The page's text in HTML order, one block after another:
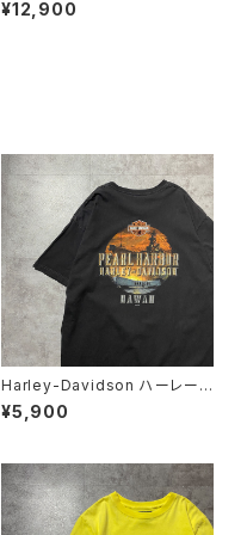
ト パープル スウェット パー
¥12,900
Harley-Davidson ハーレーダ
ビッドソン サンセット×船 バ
ックプリント ブラック 黒 T
¥5,900